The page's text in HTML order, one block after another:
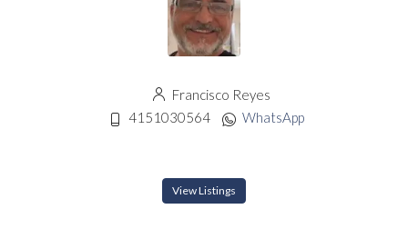
Francisco Reyes
4151030564
WhatsApp
View Listings